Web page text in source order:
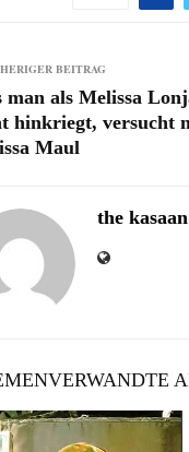
BEITRAG
man als Melissa
hinkriegt, versucht
Maul
the